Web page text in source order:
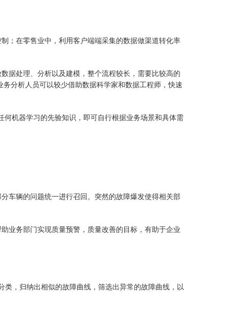
；在零售业中，利用客户端端采集的数据做渠道转化率
据处理、分析以及建模，整个流程较长，需要比较高的
分析人员可以较少借助数据科学家和数据工程师，快速
机器学习的先验知识，即可自行根据业务场景和具体需
车辆的问题统一进行召回。突然的故障爆发使得相关部
业务部门实现质量预警，质量改善的目标，有助于企业
，归纳出相似的故障曲线，筛选出异常的故障曲线，以